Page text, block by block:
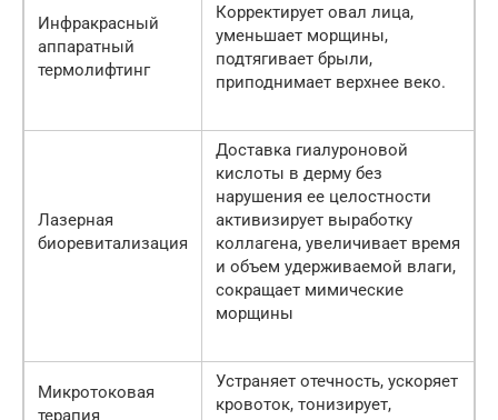
Инфракрасный
аппаратный
термолифтинг
Корректирует овал лица,
уменьшает морщины,
подтягивает брыли,
приподнимает верхнее веко.
Лазерная
биоревитализация
Доставка гиалуроновой
кислоты в дерму без
нарушения ее целостности
активизирует выработку
коллагена, увеличивает время
и объем удерживаемой влаги,
сокращает мимические
морщины
Микротоковая
терапия
Устраняет отечность, ускоряет
кровоток, тонизирует,